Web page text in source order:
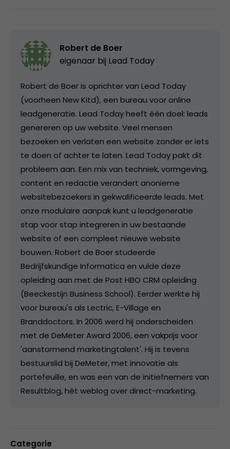
Robert de Boer
eigenaar bij Lead Today
Robert de Boer is oprichter van Lead Today
(voorheen New Kitd), een bureau voor online
leadgeneratie. Lead Today heeft één doel: leads
genereren op uw website. Veel mensen
bezoeken en verlaten een website zonder er iets
te doen of achter te laten. Lead Today pakt dit
probleem aan. Een mix van techniek, vormgeving,
content en redactie verandert anonieme
websitebezoekers in gekwalificeerde leads. Met
onze modulaire aanpak kunt u leadgeneratie
stap voor stap integreren in uw bestaande
website of een compleet nieuwe website
bouwen. Robert de Boer studeerde
Bedrijfskundige Informatica en vulde deze
opleiding aan met de Post HBO CRM opleiding
(Beeckestijn Business School). Eerder werkte hij
voor bureau's als Lectric, E-Village en
Branddoctors. In 2006 werd hij onderscheiden
met de DeMeter Award 2006, een vakprijs voor
'aanstormend marketingtalent'. Hij is tevens
bestuurslid bij DeMeter, met innovatie als
portefeuille, en was een van de initiefnemers van
Resultblog, hét weblog over direct-marketing.
Categorie